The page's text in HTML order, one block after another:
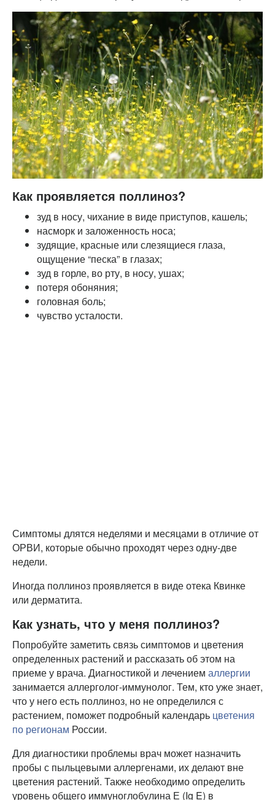
Как проявляется поллиноз?
зуд в носу, чихание в виде приступов, кашель;
насморк и заложенность носа;
зудящие, красные или слезящиеся глаза,
ощущение “песка” в глазах;
зуд в горле, во рту, в носу, ушах;
потеря обоняния;
головная боль;
чувство усталости.
Симптомы длятся неделями и месяцами в отличие от
ОРВИ, которые обычно проходят через одну-две
недели.
Иногда поллиноз проявляется в виде отека Квинке
или дерматита.
Как узнать, что у меня поллиноз?
Попробуйте заметить связь симптомов и цветения
определенных растений и рассказать об этом на
приеме у врача. Диагностикой и лечением аллергии
занимается аллерголог-иммунолог. Тем, кто уже знает,
что у него есть поллиноз, но не определился с
растением, поможет подробный календарь цветения
по регионам России.
Для диагностики проблемы врач может назначить
пробы с пыльцевыми аллергенами, их делают вне
цветения растений. Также необходимо определить
уровень общего иммуноглобулина Е (Ig E) в